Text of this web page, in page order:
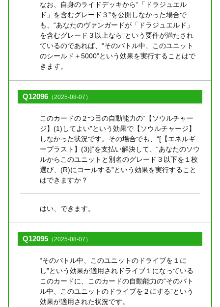
なお、自身のライドデッキから“「ドラジュエル
ド」を含むグレード３”を公開しなかった場合で
も、“あなたのヴァンガードが「ドラジュエルド」
を含むグレード３以上なら”という要件が満たされ
ているのであれば、“そのバトル中、このユニット
のシールド＋5000”という効果を実行することはで
きます。
Q12096 （2025-08-07）
このカードの２つ目の自動能力の“【ソウルチャー
ジ】(1)してよい”という効果で【ソウルチャージ】
しなかった状況です。その場合でも、“[【エネルギ
ーブラスト】(3)]”を支払い解決して、“あなたのソウ
ルからこのユニットと別名のグレード３以下を１枚
選び、(R)にコールする”という効果を実行すること
はできますか？
はい、できます。
Q12095 （2025-08-07）
“そのバトル中、このユニットのドライブを１に
し”という効果が適用されドライブ１になっている
このカードに、このカードの自動能力の“そのバト
ル中、このユニットのドライブを２にする”という
効果が適用された状況です。